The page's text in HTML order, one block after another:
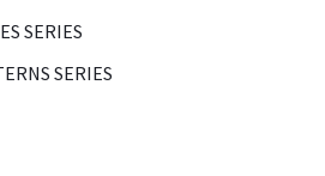
SERIES
SERIES